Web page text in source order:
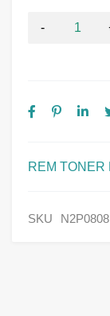
REM TONER
SKU N2P0808